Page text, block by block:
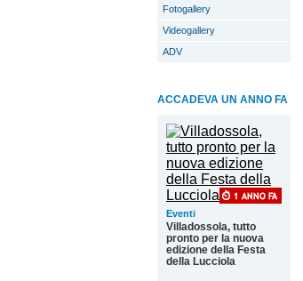
Fotogallery
Videogallery
ADV
ACCADEVA UN ANNO FA
Eventi
Villadossola, tutto
pronto per la nuova
edizione della Festa
della Lucciola